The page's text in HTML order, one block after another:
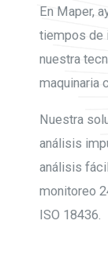
En Maper,
tiempos de
nuestra
maquinaria
Nuestra
análisis
análisis
monitoreo
ISO 18436.